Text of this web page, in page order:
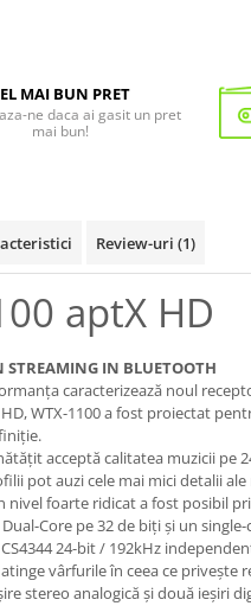
MAI BUN PRET
ne daca ai gasit un pret
mai bun!
Review-uri (1)
aptX HD
STREAMING IN BLUETOOTH
caracterizează noul
WTX-1100 a fost proiectat
acceptă calitatea muzicii pe
pot auzi cele mai mici detalii
nivel foarte ridicat a fost posibil
Core pe 32 de biți și un
24-bit / 192kHz
vârfurile în ceea ce privește
stereo analogică și două ieșiri